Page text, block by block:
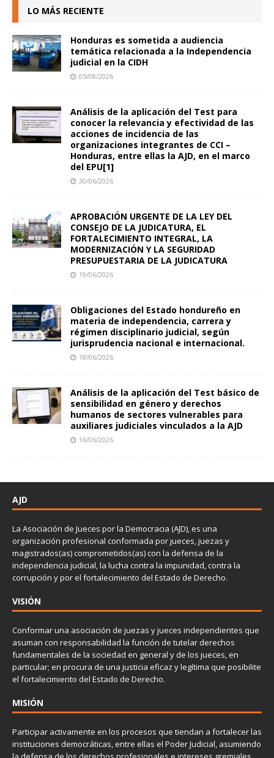
LO MÁS RECIENTE
Honduras es sometida a audiencia
temática relacionada a la Independencia
judicial en la CIDH
05/08/2026
Análisis de la aplicación del Test para
conocer la relevancia y efectividad de las
acciones de incidencia de las
organizaciones integrantes de CCI –
Honduras, entre ellas la AJD, en el marco
del EPU[1]
30/06/2026
APROBACIÓN URGENTE DE LA LEY DEL
CONSEJO DE LA JUDICATURA, EL
FORTALECIMIENTO INTEGRAL, LA
MODERNIZACIÓN Y LA SEGURIDAD
PRESUPUESTARIA DE LA JUDICATURA
19/06/2026
Obligaciones del Estado hondureño en
materia de independencia, carrera y
régimen disciplinario judicial, según
jurisprudencia nacional e internacional.
18/06/2026
Análisis de la aplicación del Test básico de
sensibilidad en género y derechos
humanos de sectores vulnerables para
auxiliares judiciales vinculados a la AJD
16/06/2026
AJD
La Asociación de Jueces por la Democracia (AJD), es una
organización profesional conformada por jueces, juezas y
magistrados(as) comprometidos(as) con la defensa de la
independencia judicial, la lucha contra la impunidad, contra la
corrupción y por el fortalecimiento del Estado de Derecho.
VISIÓN
Conformar una asociación de juezas y jueces independientes que
asuman con responsabilidad la función de tutelar derechos
fundamentales de la sociedad en general y de los jueces, en
particular; en procura de una justicia eficaz y legítima que posibilite
el fortalecimiento del Estado de Derecho.
MISIÓN
Participar activamente en los procesos que tiendan a fortalecer las
instituciones democráticas, entre ellas el Poder Judicial, asumiendo